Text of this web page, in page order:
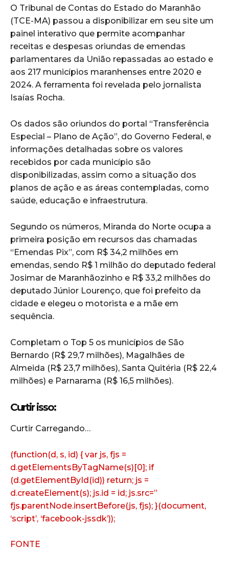
O Tribunal de Contas do Estado do Maranhão
(TCE-MA) passou a disponibilizar em seu site um
painel interativo que permite acompanhar
receitas e despesas oriundas de emendas
parlamentares da União repassadas ao estado e
aos 217 municípios maranhenses entre 2020 e
2024. A ferramenta foi revelada pelo jornalista
Isaías Rocha.
Os dados são oriundos do portal “Transferência
Especial – Plano de Ação”, do Governo Federal, e
informações detalhadas sobre os valores
recebidos por cada município são
disponibilizadas, assim como a situação dos
planos de ação e as áreas contempladas, como
saúde, educação e infraestrutura.
Segundo os números, Miranda do Norte ocupa a
primeira posição em recursos das chamadas
“Emendas Pix”, com R$ 34,2 milhões em
emendas, sendo R$ 1 milhão do deputado federal
Josimar de Maranhãozinho e R$ 33,2 milhões do
deputado Júnior Lourenço, que foi prefeito da
cidade e elegeu o motorista e a mãe em
sequência.
Completam o Top 5 os municípios de São
Bernardo (R$ 29,7 milhões), Magalhães de
Almeida (R$ 23,7 milhões), Santa Quitéria (R$ 22,4
milhões) e Parnarama (R$ 16,5 milhões).
Curtir isso:
Curtir Carregando…
(function(d, s, id) { var js, fjs =
d.getElementsByTagName(s)[0]; if
(d.getElementById(id)) return; js =
d.createElement(s); js.id = id; js.src=”
fjs.parentNode.insertBefore(js, fjs); }(document,
‘script’, ‘facebook-jssdk’));
FONTE